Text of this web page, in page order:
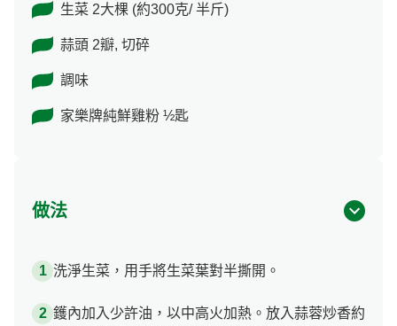
生菜 2大棵 (約300克/ 半斤)
蒜頭 2瓣, 切碎
調味
家樂牌純鮮雞粉 ½匙
做法
洗淨生菜，用手將生菜葉對半撕開。
鑊內加入少許油，以中高火加熱。放入蒜蓉炒香約